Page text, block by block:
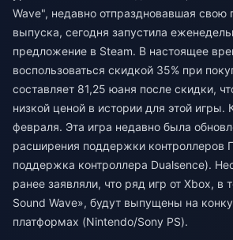
Wave", недавно отпраздновавшая
выпуска, сегодня запустила
предложение в Steam. В настоящее
воспользоваться скидкой 35% при
составляет 81,25 юаня после скидки,
низкой ценой в истории для этой
февраля. Эта игра недавно была
расширения поддержки контроллеров
поддержка контроллера Dualsence).
ранее заявляли, что ряд игр от Xbox, в
Sound Wave», будут выпущены на
платформах (Nintendo/Sony PS).